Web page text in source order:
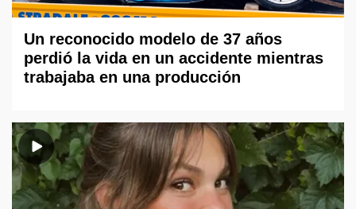
Un reconocido modelo de 37 años
perdió la vida en un accidente mientras
trabajaba en una producción